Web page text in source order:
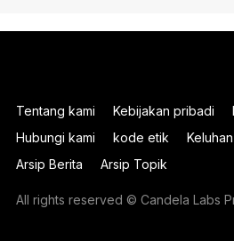
Tentang kami Kebijakan pribadi
Hubungi kami
kode etik
Arsip Berita
Arsip Topik
All rights reserved © Candela Labs